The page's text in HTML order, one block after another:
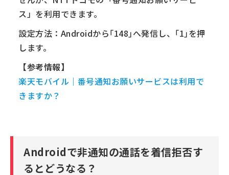
ス」を利用できます。
設定方法：Androidから｢148｣へ発信し、｢1｣を押
します。
【参考情報】
楽天モバイル｜番号通知お願いサービスは利用で
きますか？
Androidで非通知の通話を着信拒否す
るとどうなる？